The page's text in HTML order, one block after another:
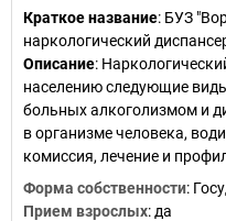
Краткое название: БУЗ
наркологический
Описание:
населению следующие
больных алкоголизмом и
в организме человека,
комиссия, лечение и
Форма собственности:
Прием взрослых: да